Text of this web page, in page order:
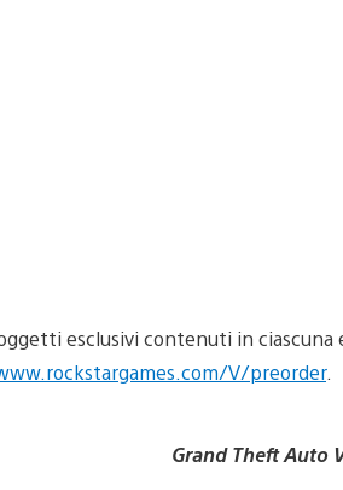
esclusivi contenuti in
V/preorder.
Grand Theft Auto